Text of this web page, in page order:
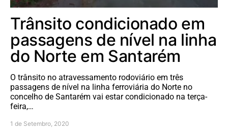
Trânsito condicionado em
passagens de nível na linha
do Norte em Santarém
O trânsito no atravessamento rodoviário em três
passagens de nível na linha ferroviária do Norte no
concelho de Santarém vai estar condicionado na terça-
feira,…
1 de Setembro, 2020